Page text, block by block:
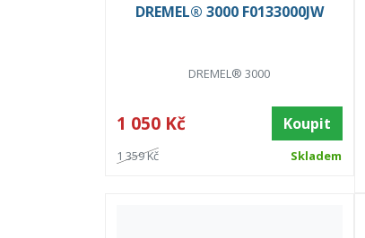
DREMEL® 3000 F0133000JW
DREMEL® 3000
1 050 Kč Koupit
1 359 Kč Skladem